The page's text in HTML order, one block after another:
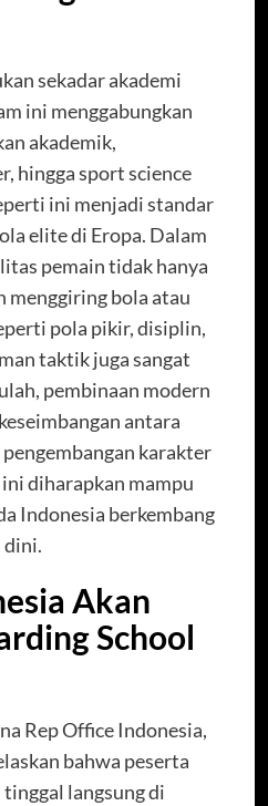
sekadar akademi
ini menggabungkan
akademik,
hingga sport science
ini menjadi standar
elite di Eropa. Dalam
pemain tidak hanya
menggiring bola atau
pola pikir, disiplin,
taktik juga sangat
pembinaan modern
antara
karakter
diharapkan mampu
Indonesia berkembang
dini.
Akan
School
Rep Office Indonesia,
bahwa peserta
langsung di